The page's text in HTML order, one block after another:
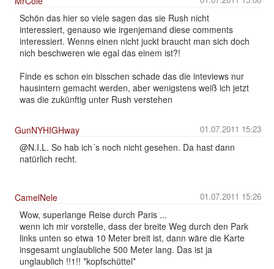
Schön das hier so viele sagen das sie Rush nicht
interessiert, genauso wie irgenjemand diese comments
interessiert. Wenns einen nicht juckt braucht man sich doch
nich beschweren wie egal das einem ist?!
Finde es schon ein bisschen schade das die inteviews nur
hausintern gemacht werden, aber wenigstens weiß ich jetzt
was die zukünftig unter Rush verstehen
01.07.2011 15:23
GunNYHIGHway
@N.I.L. So hab ich´s noch nicht gesehen. Da hast dann
natürlich recht.
01.07.2011 15:26
CamelNele
Wow, superlange Reise durch Paris ...
wenn ich mir vorstelle, dass der breite Weg durch den Park
links unten so etwa 10 Meter breit ist, dann wäre die Karte
insgesamt unglaubliche 500 Meter lang. Das ist ja
unglaublich !!1!! *kopfschüttel*